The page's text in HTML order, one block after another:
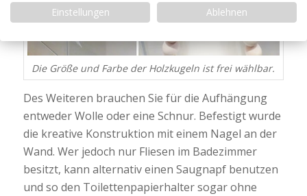
Die Größe und Farbe der Holzkugeln ist frei wählbar.
Des Weiteren brauchen Sie für die Aufhängung
entweder Wolle oder eine Schnur. Befestigt wurde
die kreative Konstruktion mit einem Nagel an der
Wand. Wer jedoch nur Fliesen im Badezimmer
besitzt, kann alternativ einen Saugnapf benutzen
und so den Toilettenpapierhalter sogar ohne
Einstellungen
Ablehnen